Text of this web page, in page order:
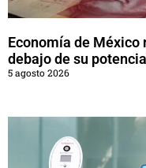
Economía de
debajo de su potencial
5 agosto 2026